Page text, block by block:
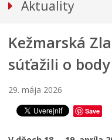
Aktuality
Spravodajstvo
Kultúra
Bezpečnosť
Životné prostredie
Kežmarská
súťažili o
29. mája 2026
Save